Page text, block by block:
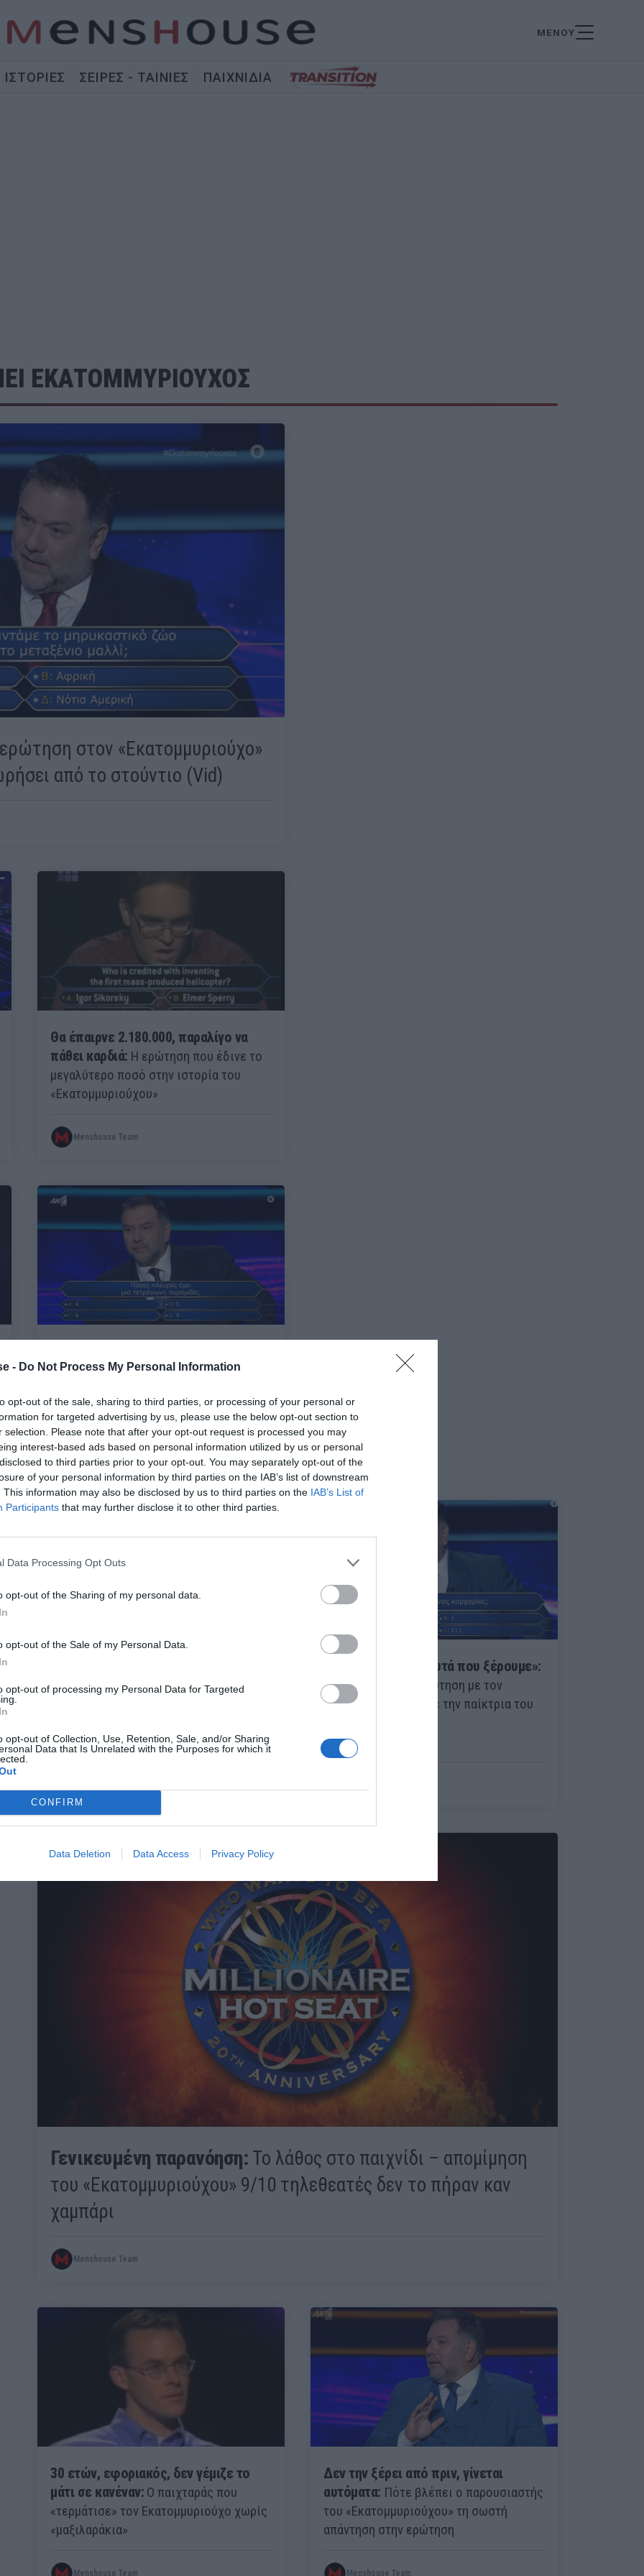
- Do Not Process My Personal Information
opt-out of the sale, sharing to third parties, or processing of your personal or
for targeted advertising by us, please use the below opt-out section to
selection. Please note that after your opt-out request is processed you may
interest-based ads based on personal information utilized by us or personal
to third parties prior to your opt-out. You may separately opt-out of the
of your personal information by third parties on the IAB’s list of downstream
This information may also be disclosed by us to third parties on the IAB’s List of
Participants that may further disclose it to other third parties.
Data Processing Opt Outs
opt-out of the Sharing of my personal data.
opt-out of the Sale of my Personal Data.
opt-out of processing my Personal Data for Targeted
opt-out of Collection, Use, Retention, Sale, and/or Sharing
Data that Is Unrelated with the Purposes for which it
CONFIRM
Data Deletion Data Access Privacy Policy
ΜΕΝΟΥ
ΙΣΤΟΡΙΕΣ ΣΕΙΡΕΣ - ΤΑΙΝΙΕΣ ΠΑΙΧΝΙΔΙΑ
ΕΚΑΤΟΜΜΥΡΙΟΥΧΟΣ
στον «Εκατομμυριούχο»
από το στούντιο (Vid)
Θα έπαιρνε 2.180.000, παραλίγο να
πάθει καρδιά: Η ερώτηση που έδινε το
μεγαλύτερο ποσό στην ιστορία του
«Εκατομμυριούχου»
Menshouse Team
εύκολη ερώτηση του
παίκτη να σαστίσει
Menshouse Team
θα απαντούσες σωστά στη μαθηματική
ερώτηση;
«Θα ξεχάσουμε κι αυτά που ξέρουμε»:
Η απάντηση στην ερώτηση με τον
καρχαρία που σόκαρε την παίκτρια του
Γενικευμένη παρανόηση: Το λάθος στο παιχνίδι – απομίμηση
του «Εκατομμυριούχου» 9/10 τηλεθεατές δεν το πήραν καν
χαμπάρι
Menshouse Team
30 ετών, εφοριακός, δεν γέμιζε το
μάτι σε κανέναν: Ο παιχταράς που
«τερμάτισε» τον Εκατομμυριούχο χωρίς
«μαξιλαράκια»
Menshouse Team
Δεν την ξέρει από πριν, γίνεται
αυτόματα: Πότε βλέπει ο παρουσιαστής
του «Εκατομμυριούχου» τη σωστή
απάντηση στην ερώτηση
Menshouse Team